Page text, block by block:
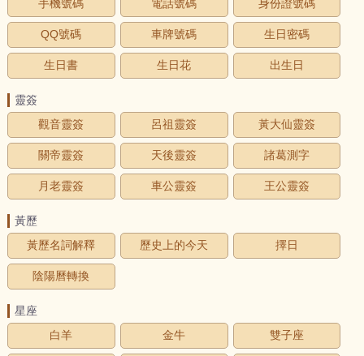
手機號碼
電話號碼 身份證號碼
QQ號碼 車牌號碼 生日密碼
生日書 生日花 出生日
靈簽
觀音靈簽
呂祖靈簽 黃大仙靈簽
關帝靈簽 天後靈簽 諸葛測字
月老靈簽 車公靈簽 王公靈簽
黃歷
黃歷名詞解釋
歷史上的今天 擇日
陰陽曆轉換
星座
白羊
金牛 雙子座